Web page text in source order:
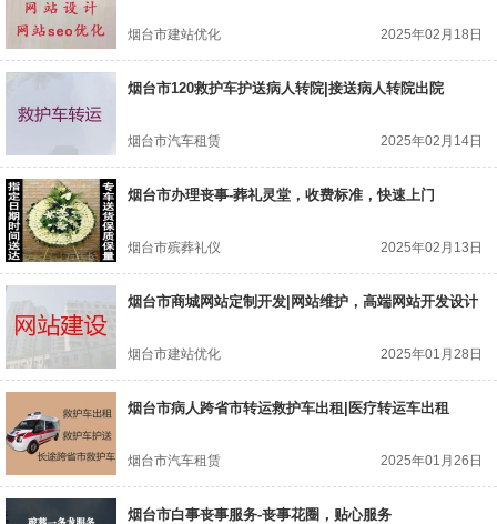
烟台市建站优化 2025年02月18日
烟台市120救护车护送病人转院|接送病人转院出院
烟台市汽车租赁 2025年02月14日
烟台市办理丧事-葬礼灵堂，收费标准，快速上门
烟台市殡葬礼仪 2025年02月13日
烟台市商城网站定制开发|网站维护，高端网站开发设计
烟台市建站优化 2025年01月28日
烟台市病人跨省市转运救护车出租|医疗转运车出租
烟台市汽车租赁 2025年01月26日
烟台市白事丧事服务-丧事花圈，贴心服务